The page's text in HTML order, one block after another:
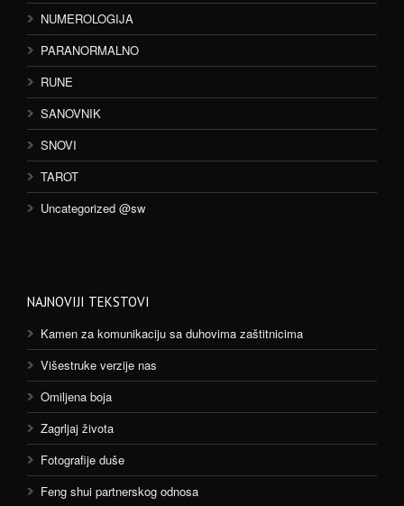
NUMEROLOGIJA
PARANORMALNO
RUNE
SANOVNIK
SNOVI
TAROT
Uncategorized @sw
NAJNOVIJI TEKSTOVI
Kamen za komunikaciju sa duhovima zaštitnicima
Višestruke verzije nas
Omiljena boja
Zagrljaj života
Fotografije duše
Feng shui partnerskog odnosa